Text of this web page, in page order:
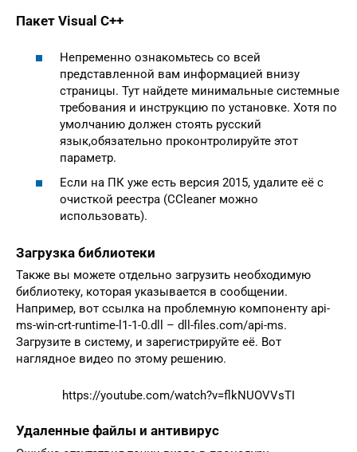
Пакет Visual C++
Непременно ознакомьтесь со всей
представленной вам информацией внизу
страницы. Тут найдете минимальные системные
требования и инструкцию по установке. Хотя по
умолчанию должен стоять русский
язык,обязательно проконтролируйте этот
параметр.
Если на ПК уже есть версия 2015, удалите её с
очисткой реестра (CCleaner можно
использовать).
Загрузка библиотеки
Также вы можете отдельно загрузить необходимую
библиотеку, которая указывается в сообщении.
Например, вот ссылка на проблемную компоненту api-
ms-win-crt-runtime-l1-1-0.dll – dll-files.com/api-ms.
Загрузите в систему, и зарегистрируйте её. Вот
наглядное видео по этому решению.
https://youtube.com/watch?v=flkNUOVVsTI
Удаленные файлы и антивирус